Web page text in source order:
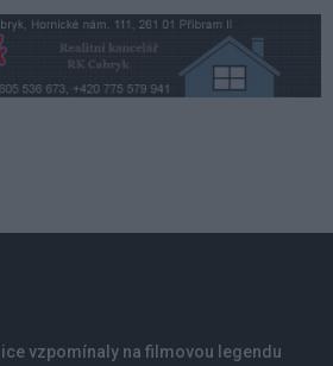
vzpomínaly na filmovou legendu